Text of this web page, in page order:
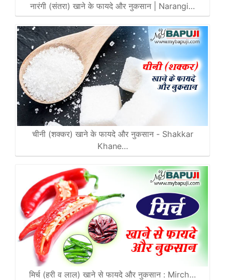
नारंगी (संतरा) खाने के फायदे और नुकसान | Narangi…
चीनी (शक्कर) खाने के फायदे और नुकसान - Shakkar
Khane…
मिर्च (हरी व लाल) खाने से फायदे और नुकसान : Mirch…